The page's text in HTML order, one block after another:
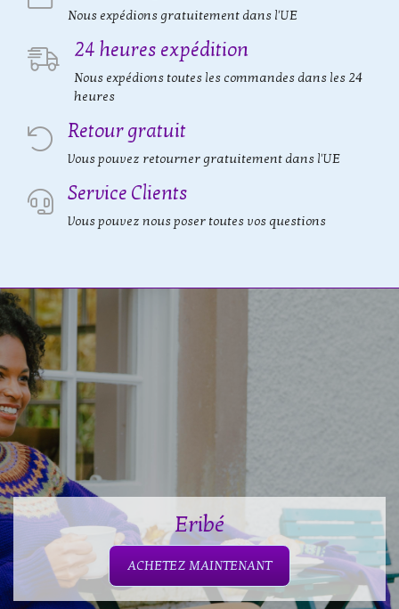
Nous expédions gratuitement dans l'UE
24 heures expédition
Nous expédions toutes les commandes dans les 24
heures
Retour gratuit
Vous pouvez retourner gratuitement dans l'UE
Service Clients
Vous pouvez nous poser toutes vos questions
Eribé
ACHETEZ MAINTENANT